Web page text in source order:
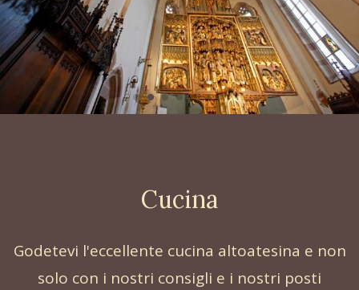
Cucina
Godetevi l'eccellente cucina altoatesina e non
solo con i nostri consigli e i nostri posti